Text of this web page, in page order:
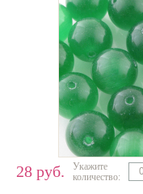
Эпоксидная
Шнуры,
По темам и
Бисер TOHO
Всё для
28 руб.
Укажите
количество: